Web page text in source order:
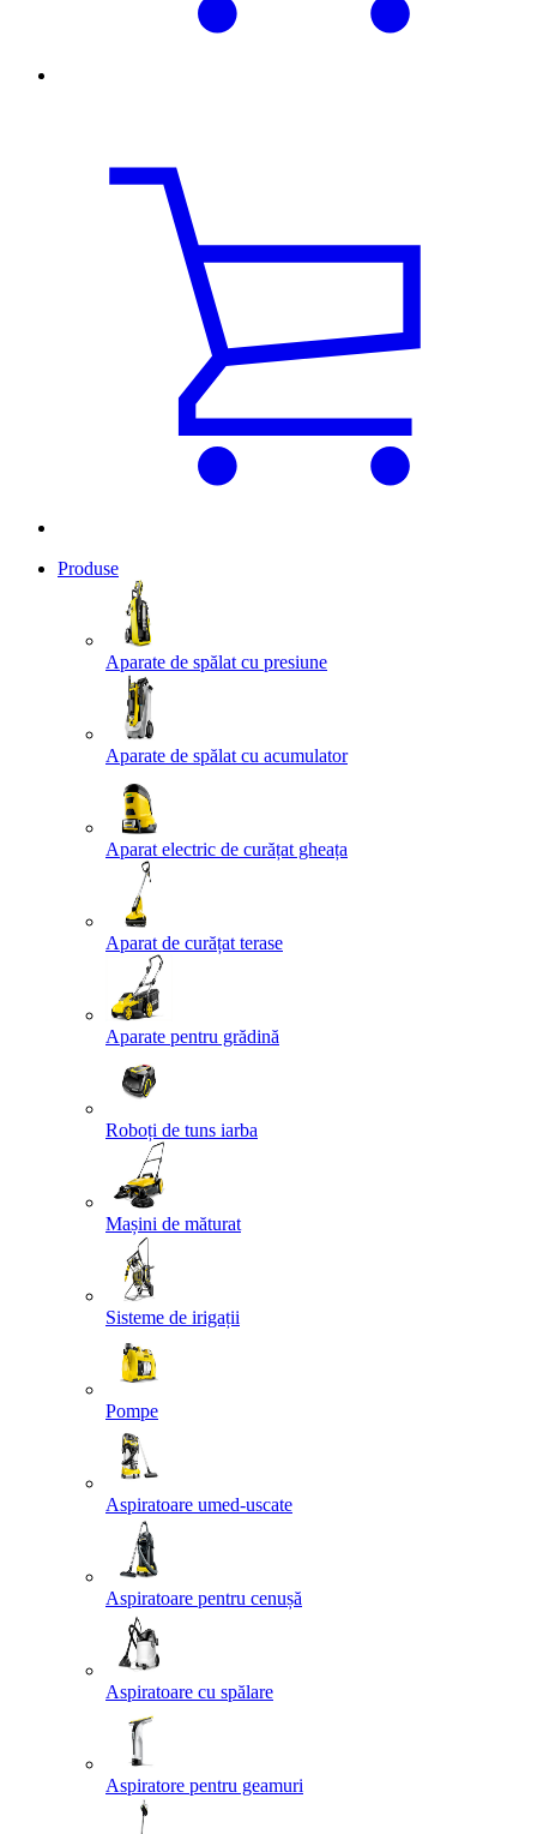
Produse
Aparate de spălat cu presiune
Aparate de spălat cu acumulator
Aparat electric de curățat gheața
Aparat de curățat terase
Aparate pentru grădină
Roboți de tuns iarba
Mașini de măturat
Sisteme de irigații
Pompe
Aspiratoare umed-uscate
Aspiratoare pentru cenușă
Aspiratoare cu spălare
Aspiratore pentru geamuri